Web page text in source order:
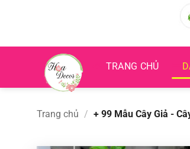
TRANG CHỦ
Trang chủ / + 99 Mẫu Cây Giả -